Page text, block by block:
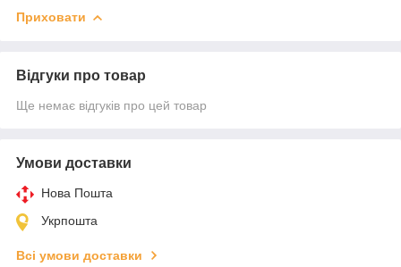
Приховати
Відгуки про товар
Ще немає відгуків про цей товар
Умови доставки
Нова Пошта
Укрпошта
Всі умови доставки